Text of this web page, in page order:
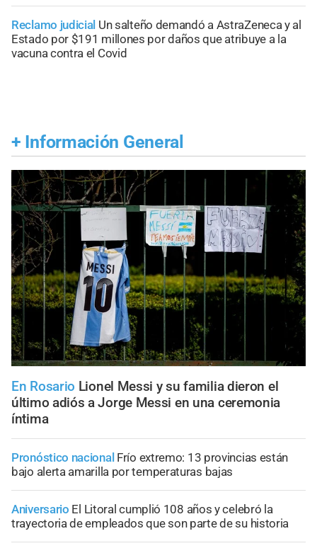
Reclamo judicial Un salteño demandó a AstraZeneca y al
Estado por $191 millones por daños que atribuye a la
vacuna contra el Covid
+ Información General
En Rosario Lionel Messi y su familia dieron el
último adiós a Jorge Messi en una ceremonia
íntima
Pronóstico nacional Frío extremo: 13 provincias están
bajo alerta amarilla por temperaturas bajas
Aniversario El Litoral cumplió 108 años y celebró la
trayectoria de empleados que son parte de su historia